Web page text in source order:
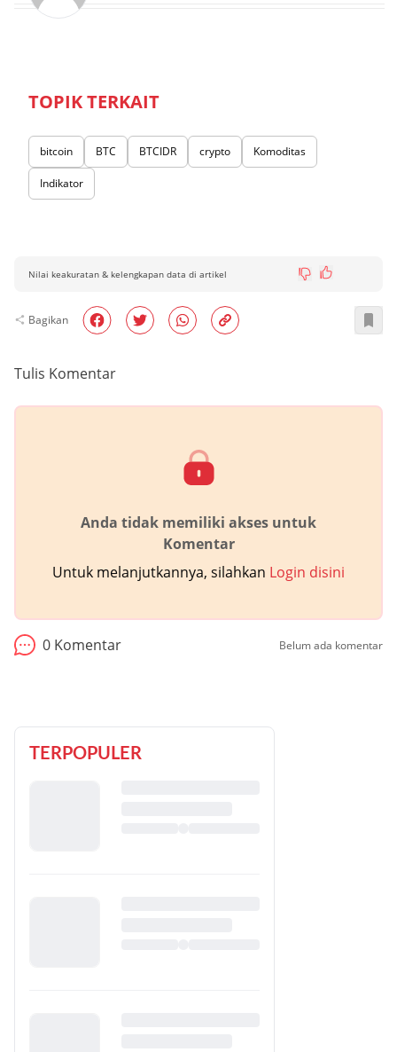
TOPIK TERKAIT
bitcoin BTC BTCIDR crypto Komoditas
Indikator
Nilai keakuratan & kelengkapan data di artikel
Bagikan
Tulis Komentar
Anda tidak memiliki akses untuk
Komentar
Untuk melanjutkannya, silahkan Login disini
0 Komentar Belum ada komentar
TERPOPULER